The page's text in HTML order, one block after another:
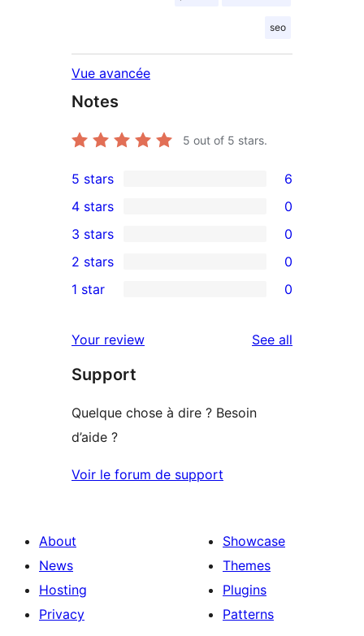
seo
Vue avancée
Notes
5 out of 5 stars.
6
5-
star
reviews
5 stars 6
4-
star
reviews
4 stars 0
0
3-
star
3 stars 0
2-
reviews
2 stars 0
star
reviews
1 star 0
Your review See all
Support
Quelque chose à dire ? Besoin
d’aide ?
Voir le forum de support
About
News
Hosting
Privacy
Showcase
Themes
Plugins
Patterns